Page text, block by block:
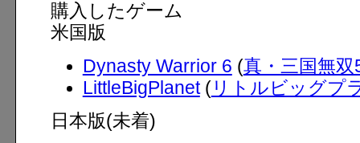
購入したゲーム
米国版
Dynasty Warrior 6 (真・三国無双
LittleBigPlanet(リトルビッグプ
日本版(未着)